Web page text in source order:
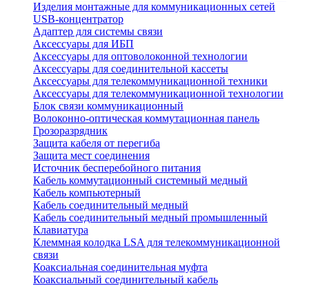
Изделия монтажные для коммуникационных сетей
USB-концентратор
Адаптер для системы связи
Аксессуары для ИБП
Аксессуары для оптоволоконной технологии
Аксессуары для соединительной кассеты
Аксессуары для телекоммуникационной техники
Аксессуары для телекоммуникационной технологии
Блок связи коммуникационный
Волоконно-оптическая коммутационная панель
Грозоразрядник
Защита кабеля от перегиба
Защита мест соединения
Источник бесперебойного питания
Кабель коммутационный системный медный
Кабель компьютерный
Кабель соединительный медный
Кабель соединительный медный промышленный
Клавиатура
Клеммная колодка LSA для телекоммуникационной
связи
Коаксиальная соединительная муфта
Коаксиальный соединительный кабель